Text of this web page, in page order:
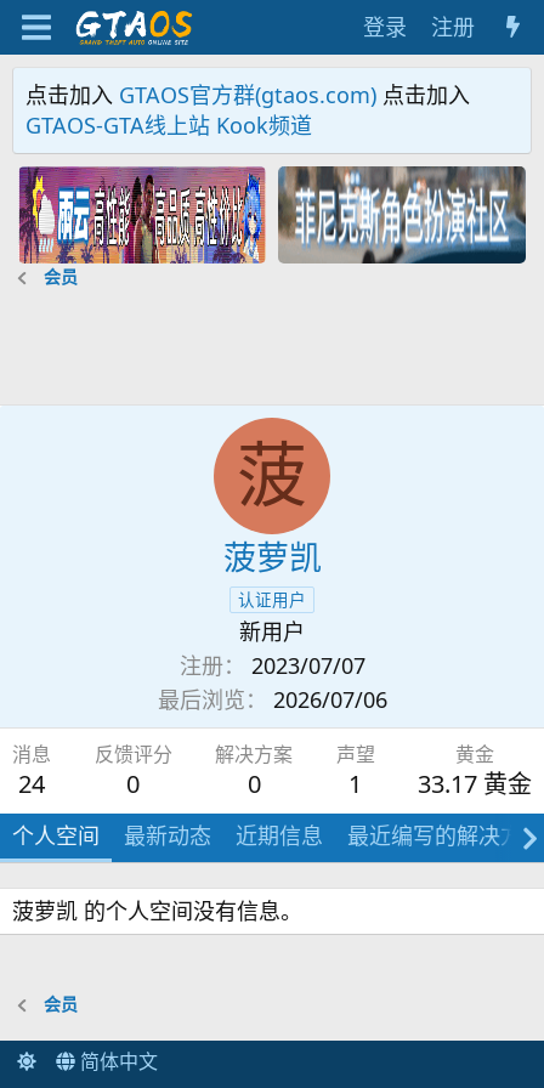
登录 注册
点击加入 GTAOS官方群(gtaos.com) 点击加入
GTAOS-GTA线上站 Kook频道
会员
菠
菠萝凯
认证用户
新用户
注册
2023/07/07
最后浏览
2026/07/06
消息
24
反馈评分
0
解决方案
0
声望
1
黄金
33.17 黄金
个人空间 最新动态 近期信息 最近编写的解决方案
菠萝凯 的个人空间没有信息。
会员
简体中文